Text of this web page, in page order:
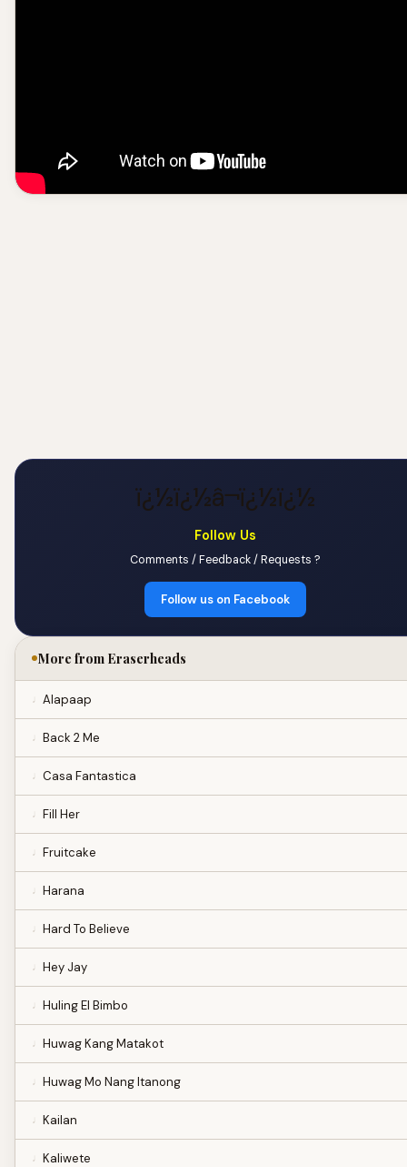
ï¿½ï¿½â¬ï¿½ï¿½
Follow Us
Comments / Feedback / Requests ?
Follow us on Facebook
More from Eraserheads
Alapaap
Back 2 Me
Casa Fantastica
Fill Her
Fruitcake
Harana
Hard To Believe
Hey Jay
Huling El Bimbo
Huwag Kang Matakot
Huwag Mo Nang Itanong
Kailan
Kaliwete